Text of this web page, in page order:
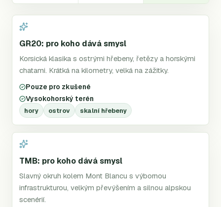
GR20: pro koho dává smysl
Korsická klasika s ostrými hřebeny, řetězy a horskými
chatami. Krátká na kilometry, velká na zážitky.
Pouze pro zkušené
Vysokohorský terén
hory ostrov skalní hřebeny
TMB: pro koho dává smysl
Slavný okruh kolem Mont Blancu s výbornou
infrastrukturou, velkým převýšením a silnou alpskou
scenérií.